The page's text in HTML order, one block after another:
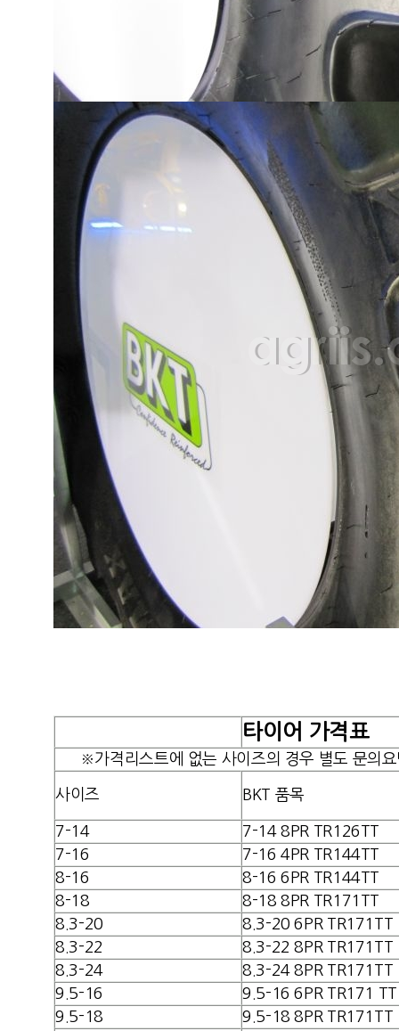
타이어 가격표
※가격리스트에 없는 사이즈의 경우 별도 문의
사이즈 BKT 품목
7-14 7-148PR TR126TT
7-16
7-16 4PR TR144TT
8-16
8-16 6 PR TR144TT
8-18
8-18 8PR TR171TT
8.3-20
8.3-20 6PR TR171TT
8.3-22
8.3-22 8PR TR171TT
8.3-24
8.3-24 8PR TR171TT
9.5-16
9.5-16 6PR TR171 TT
9.5-18
9.5-18 8PR TR171TT